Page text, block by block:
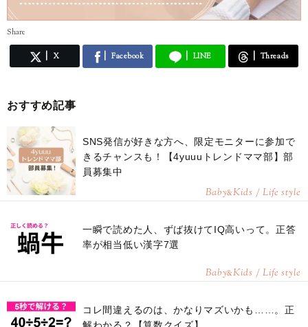
Share
X Facebook LINE Threads
おすすめ記事
SNS発信が好きな方へ、限定モニターに参加で
きるチャンスも！【4yuuuトレンドママ部】部
員募集中
Baby&Kids / Life style
一瞬で読めた人、ずば抜けてIQ高いって。正答
率が相当低い漢字7選
Baby&Kids / Life style
コレ間違えるのは、かなりマズいかも……。正
解わかる？【算数クイズ】